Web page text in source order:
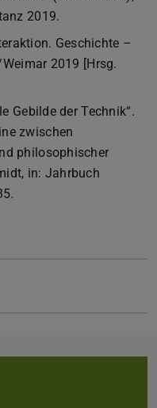
2019.
Geschichte –
2019 [Hrsg.
Gebilde der Technik“.
zwischen
philosophischer
in: Jahrbuch